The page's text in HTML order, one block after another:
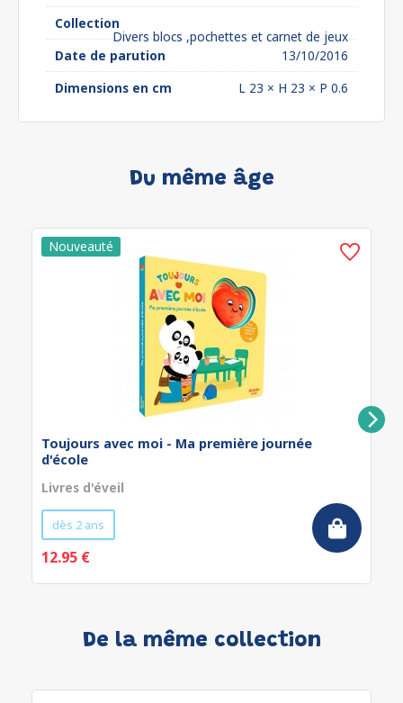
Collection
Divers blocs ,pochettes et carnet de jeux
Date de parution
13/10/2016
Dimensions en cm
L 23 × H 23 × P 0.6
Du même âge
Toujours avec moi - Ma première journée
d'école
Livres d'éveil
dès 2 ans
12.95 €
De la même collection